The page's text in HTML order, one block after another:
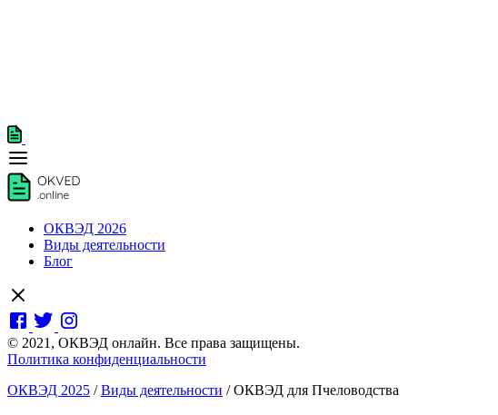
ОКВЭД 2026
Виды деятельности
Блог
© 2021, ОКВЭД онлайн. Все права защищены.
Политика конфиденциальности
ОКВЭД 2025 /Виды деятельности /ОКВЭД для Пчеловодства